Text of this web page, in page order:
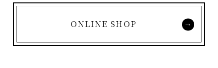
ONLINE SHOP